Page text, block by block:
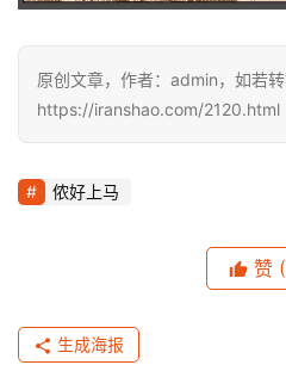
原创文章，作者：admin，如若转
https://iranshao.com/2120.html
侬好上马
赞
生成海报